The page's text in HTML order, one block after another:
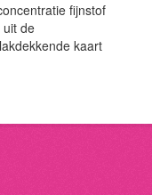
fijnstof
uit de
kaart